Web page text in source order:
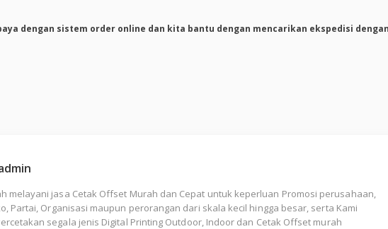
dengan sistem order online dan kita bantu dengan mencarikan ekspedisi
melayani jasa Cetak Offset Murah dan Cepat untuk keperluan Promosi perusahaan,
Partai, Organisasi maupun perorangan dari skala kecil hingga besar, serta Kami
segala jenis Digital Printing Outdoor, Indoor dan Cetak Offset murah